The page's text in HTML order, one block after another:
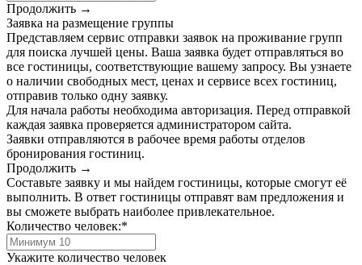
Продолжить →
Заявка на размещение группы
Представляем сервис отправки заявок на проживание групп
для поиска лучшей цены. Ваша заявка будет отправляться во
все гостиницы, соответствующие вашему запросу. Вы узнаете
о наличии свободных мест, ценах и сервисе всех гостиниц,
отправив только одну заявку.
Для начала работы необходима авторизация. Перед отправкой
каждая заявка проверяется администратором сайта.
Заявки отправляются в рабочее время работы отделов
бронирования гостиниц.
Продолжить →
Составьте заявку и мы найдем гостиницы, которые смогут её
выполнить. В ответ гостиницы отправят вам предложения и
вы сможете выбрать наиболее привлекательное.
Количество человек:*
Укажите количество человек